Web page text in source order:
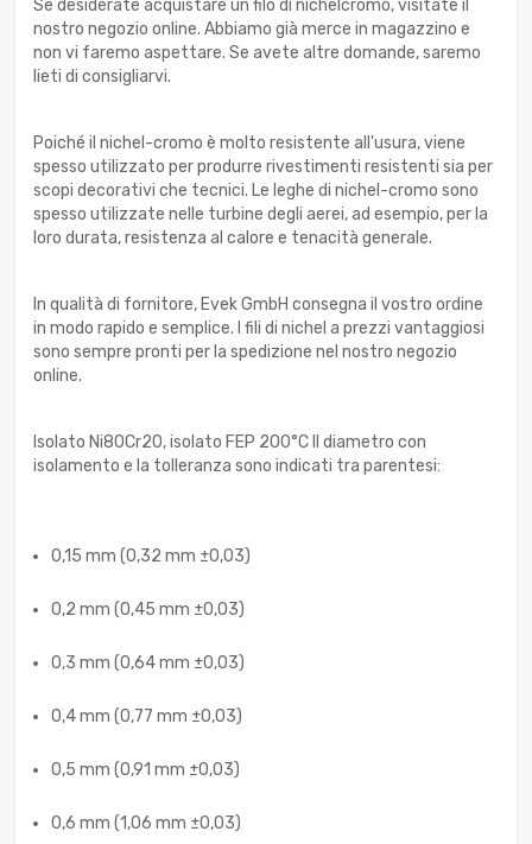
Se desiderate acquistare un filo di nichelcromo, visitate il
nostro negozio online. Abbiamo già merce in magazzino e
non vi faremo aspettare. Se avete altre domande, saremo
lieti di consigliarvi.
Poiché il nichel-cromo è molto resistente all'usura, viene
spesso utilizzato per produrre rivestimenti resistenti sia per
scopi decorativi che tecnici. Le leghe di nichel-cromo sono
spesso utilizzate nelle turbine degli aerei, ad esempio, per la
loro durata, resistenza al calore e tenacità generale.
In qualità di fornitore, Evek GmbH consegna il vostro ordine
in modo rapido e semplice. I fili di nichel a prezzi vantaggiosi
sono sempre pronti per la spedizione nel nostro negozio
online.
Isolato Ni80Cr20, isolato FEP 200°C Il diametro con
isolamento e la tolleranza sono indicati tra parentesi:
0,15 mm (0,32 mm ±0,03)
0,2 mm (0,45 mm ±0,03)
0,3 mm (0,64 mm ±0,03)
0,4 mm (0,77 mm ±0,03)
0,5 mm (0,91 mm ±0,03)
0,6 mm (1,06 mm ±0,03)